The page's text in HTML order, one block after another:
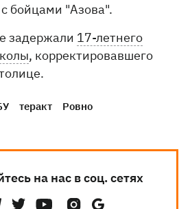
с бойцами "Азова".
задержали 17-летнего
, корректировавшего
теракт Ровно
на нас в соц. сетях